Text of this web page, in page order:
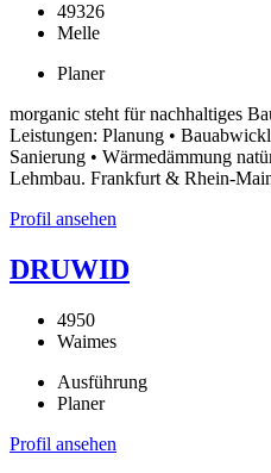
49326
Melle
Planer
morganic steht für nachhaltiges
Leistungen: Planung •
Sanierung • Wärmedämmung
Lehmbau. Frankfurt & Rhein-
Profil ansehen
DRUWID
4950
Waimes
Ausführung
Planer
Profil ansehen